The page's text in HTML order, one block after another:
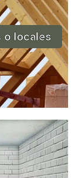
o locales